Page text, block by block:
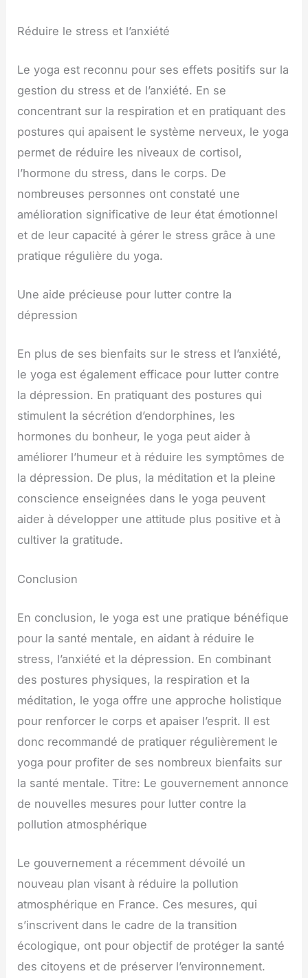
Réduire le stress et l’anxiété
Le yoga est reconnu pour ses effets positifs sur la
gestion du stress et de l’anxiété. En se
concentrant sur la respiration et en pratiquant des
postures qui apaisent le système nerveux, le yoga
permet de réduire les niveaux de cortisol,
l’hormone du stress, dans le corps. De
nombreuses personnes ont constaté une
amélioration significative de leur état émotionnel
et de leur capacité à gérer le stress grâce à une
pratique régulière du yoga.
Une aide précieuse pour lutter contre la
dépression
En plus de ses bienfaits sur le stress et l’anxiété,
le yoga est également efficace pour lutter contre
la dépression. En pratiquant des postures qui
stimulent la sécrétion d’endorphines, les
hormones du bonheur, le yoga peut aider à
améliorer l’humeur et à réduire les symptômes de
la dépression. De plus, la méditation et la pleine
conscience enseignées dans le yoga peuvent
aider à développer une attitude plus positive et à
cultiver la gratitude.
Conclusion
En conclusion, le yoga est une pratique bénéfique
pour la santé mentale, en aidant à réduire le
stress, l’anxiété et la dépression. En combinant
des postures physiques, la respiration et la
méditation, le yoga offre une approche holistique
pour renforcer le corps et apaiser l’esprit. Il est
donc recommandé de pratiquer régulièrement le
yoga pour profiter de ses nombreux bienfaits sur
la santé mentale. Titre: Le gouvernement annonce
de nouvelles mesures pour lutter contre la
pollution atmosphérique
Le gouvernement a récemment dévoilé un
nouveau plan visant à réduire la pollution
atmosphérique en France. Ces mesures, qui
s’inscrivent dans le cadre de la transition
écologique, ont pour objectif de protéger la santé
des citoyens et de préserver l’environnement.